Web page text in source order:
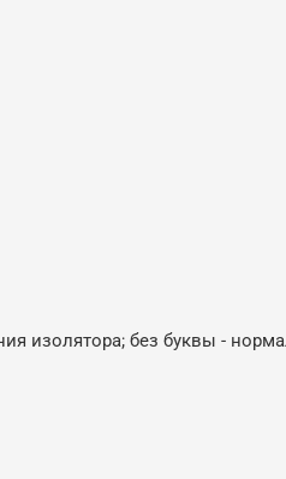
изолятора; без буквы -